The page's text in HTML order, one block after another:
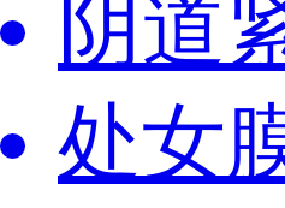
阴道
处女